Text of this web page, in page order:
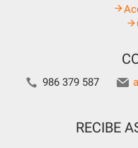
986 379 587
RECIBE